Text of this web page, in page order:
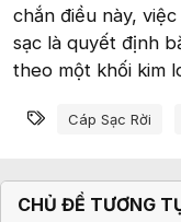
chắn điều này,
sạc là quyết định
theo một khối kim
Từ khóa
Cáp Sạc Rời
CHỦ ĐỀ TƯƠNG